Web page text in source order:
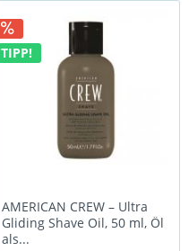
TIPP!
AMERICAN CREW – Ultra
Gliding Shave Oil, 50 ml, Öl
als...